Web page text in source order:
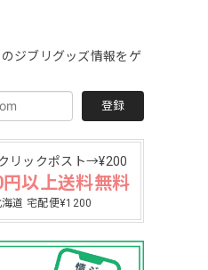
のジブリグッズ情報をゲ
登録
リックポスト→¥200
以上送料無料
道 宅配便¥1200